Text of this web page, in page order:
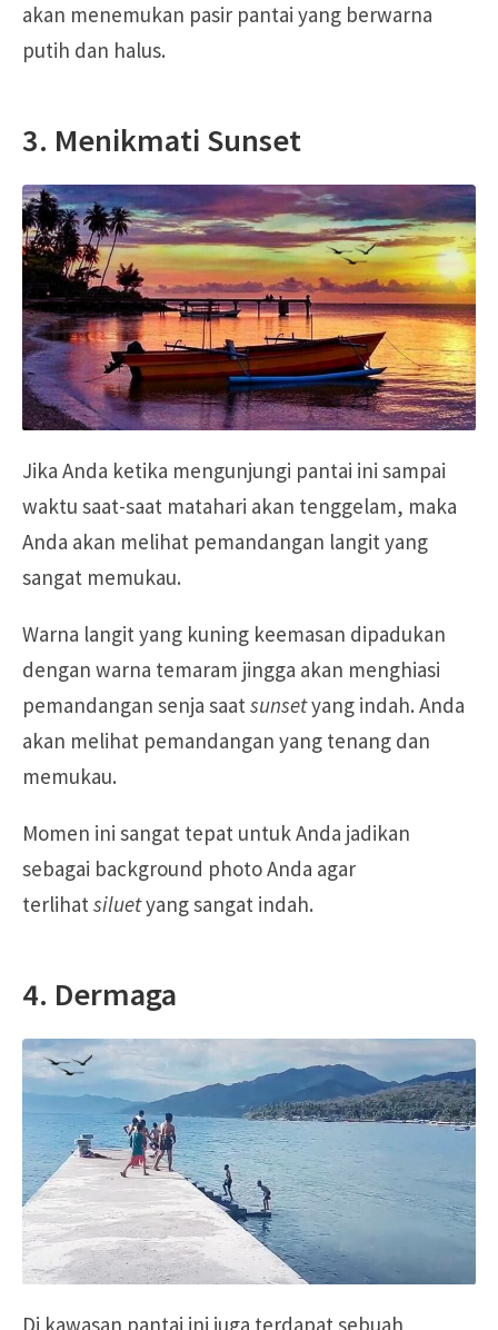
akan menemukan pasir pantai yang berwarna
putih dan halus.
3. Menikmati Sunset
Jika Anda ketika mengunjungi pantai ini sampai
waktu saat-saat matahari akan tenggelam, maka
Anda akan melihat pemandangan langit yang
sangat memukau.
Warna langit yang kuning keemasan dipadukan
dengan warna temaram jingga akan menghiasi
pemandangan senja saatsunsetyang indah. Anda
akan melihat pemandangan yang tenang dan
memukau.
Momen ini sangat tepat untuk Anda jadikan
sebagai background photo Anda agar
terlihatsiluetyang sangat indah.
4. Dermaga
Di kawasan pantai ini juga terdapat sebuah